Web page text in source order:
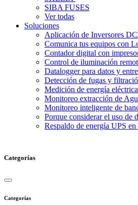
SIBA FUSES
Ver todas
Soluciones
Aplicación de Inversores
Comunica tus equipos con
Contador digital con
Control de iluminación
Datalogger para datos y
Detección de fugas y
Medición de energía eléctrica
Monitoreo extracción de
Monitoreo inteligente de
Porque considerar el uso de
Respaldo de energía UPS en
Categorías
Categorías